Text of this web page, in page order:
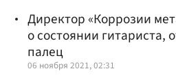
Директор «Коррозии
о состоянии гитариста,
палец
06 ноября 2021, 02:31